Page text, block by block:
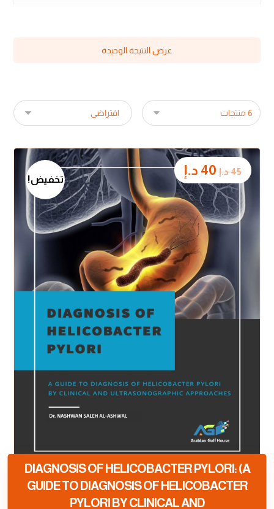
عرض النتيجة الوحيدة
DIAGNOSIS OF HELICOBACTER PYLORI: (A
GUIDE TO DIAGNOSIS OF HELICOBACTER
PYLORI BY CLINICAL AND
45د.إ 40 د.إ
تخفيض!